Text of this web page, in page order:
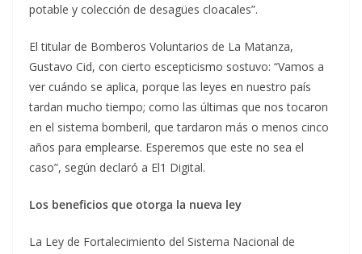
potable y colección de desagües cloacales”.
El titular de Bomberos Voluntarios de La Matanza,
Gustavo Cid, con cierto escepticismo sostuvo: “Vamos a
ver cuándo se aplica, porque las leyes en nuestro país
tardan mucho tiempo; como las últimas que nos tocaron
en el sistema bomberil, que tardaron más o menos cinco
años para emplearse. Esperemos que este no sea el
caso”, según declaró a El1 Digital.
Los beneficios que otorga la nueva ley
La Ley de Fortalecimiento del Sistema Nacional de